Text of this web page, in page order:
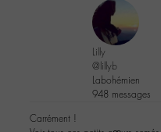
Lilly
@lillyb
Labohémien
948 messages
Carrément !